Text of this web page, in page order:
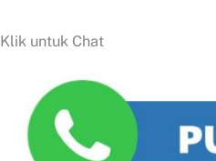
Klik untuk Chat